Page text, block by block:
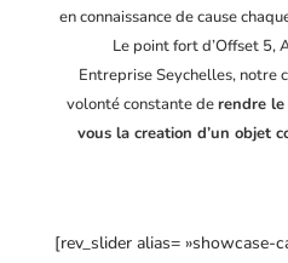
en connaissance de cause
Le point fort d’Offset 5,
Entreprise Seychelles, notre
volonté constante derendre
vous la creation d’un objet
[rev_slider alias= »showcase-